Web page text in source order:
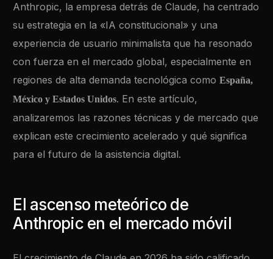
Anthropic, la empresa detrás de Claude, ha centrado
su estrategia en la «IA constitucional» y una
experiencia de usuario minimalista que ha resonado
con fuerza en el mercado global, especialmente en
regiones de alta demanda tecnológica comoEspaña,
México y Estados Unidos. En este artículo,
analizaremos las razones técnicas y de mercado que
explican este crecimiento acelerado y qué significa
para el futuro de la asistencia digital.
El ascenso meteórico de
Anthropic en el mercado móvil